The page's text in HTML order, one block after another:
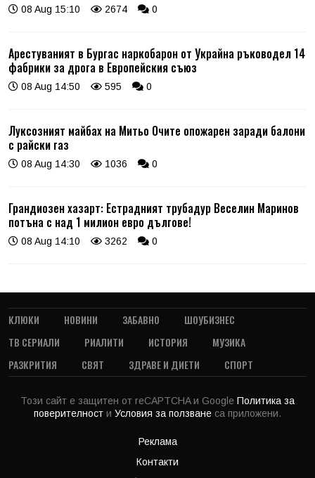
08 Aug 15:10 2674 0
Арестуваният в Бургас наркобарон от Украйна ръководел 14
фабрики за дрога в Европейския съюз
08 Aug 14:50 595 0
Луксозният майбах на Митьо Очите опожарен заради балони
с райски газ
08 Aug 14:30 1036 0
Грандиозен хазарт: Естрадният трубадур Веселин Маринов
потъна с над 1 милион евро дългове!
08 Aug 14:10 3262 0
КЛЮКИ НОВИНИ ЗАБАВНО
ШОУБИЗНЕС
ТВ СЕРИАЛИ
РИАЛИТИ ИСТОРИЯ
МУЗИКА
РАЗКРИТИЯ
СВЯТ ЗДРАВЕ И ДИЕТИ СПОРТ
Този сайт е защитен от reCAPTCHA и Google Политика за
поверителност и Условия за ползване са приложени.
Реклама
Контакти